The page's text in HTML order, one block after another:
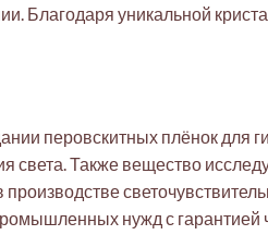
Благодаря уникальной
перовскитных плёнок для
Также вещество
нужд с гарантией